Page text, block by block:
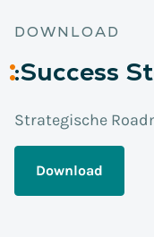
DOWNLOAD
:Success
Strategische
Download